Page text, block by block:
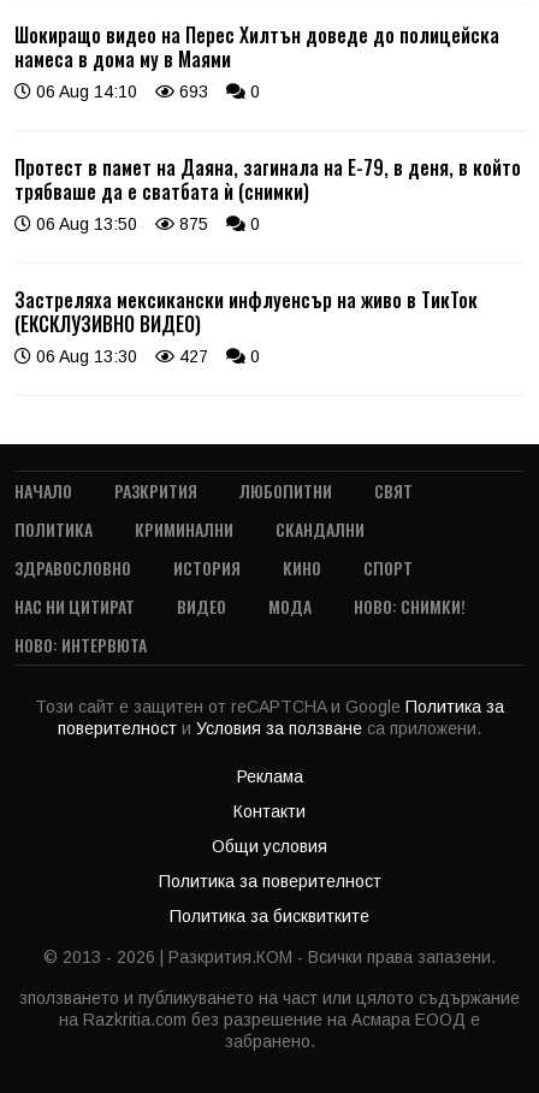
Шокиращо видео на Перес Хилтън доведе до полицейска
намеса в дома му в Маями
06 Aug 14:10 693 0
Протест в памет на Даяна, загинала на Е-79, в деня, в който
трябваше да е сватбата ѝ (снимки)
06 Aug 13:50 875 0
Застреляха мексикански инфлуенсър на живо в ТикТок
(ЕКСКЛУЗИВНО ВИДЕО)
06 Aug 13:30 427 0
НАЧАЛО РАЗКРИТИЯ ЛЮБОПИТНИ
СВЯТ
ПОЛИТИКА
КРИМИНАЛНИ
СКАНДАЛНИ
ЗДРАВОСЛОВНО
ИСТОРИЯ КИНО
СПОРТ
НАС НИ ЦИТИРАТ
ВИДЕО МОДА
НОВО: СНИМКИ!
НОВО: ИНТЕРВЮТА
Този сайт е защитен от reCAPTCHA и Google Политика за
поверителност и Условия за ползване са приложени.
Реклама
Контакти
Общи условия
Политика за поверителност
Политика за бисквитките
© 2013 - 2026 | Разкрития.КОМ - Всички права запазени.
зползването и публикуването на част или цялото съдържание
на Razkritia.com без разрешение на Асмара ЕООД е
забранено.